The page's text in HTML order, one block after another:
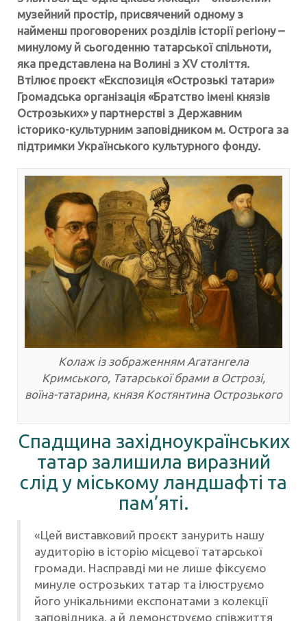
музейний простір, присвячений одному з
найменш проговорених розділів історії регіону –
минулому й сьогоденню татарської спільноти,
яка представлена на Волині з XV століття.
Втілює проєкт «Експозиція «Острозькі татари»
Громадська організація «Братство імені князів
Острозьких» у партнерстві з Державним
історико-культурним заповідником м. Острога за
підтримки Українського культурного фонду.
Колаж із зображенням Агатангела
Кримського, Татарської брами в Острозі,
воїна-татарина, князя Костянтина Острозького
Спадщина західноукраїнських
татар залишила виразний
слід у міському ландшафті та
пам’яті.
«Цей виставковий проєкт занурить нашу
аудиторію в історію місцевої татарської
громади. Насправді ми не лише фіксуємо
минуле острозьких татар та ілюструємо
його унікальними експонатами з колекції
заповідника, а й демонструємо співжиття